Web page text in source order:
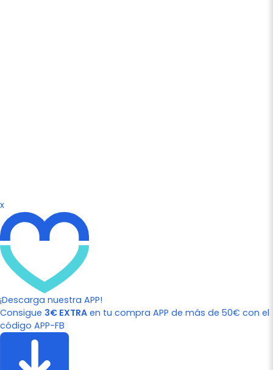
x
¡Descarga nuestra APP!
Consigue 3€ EXTRA en tu compra APP de más de 50€ con el
código APP-FB